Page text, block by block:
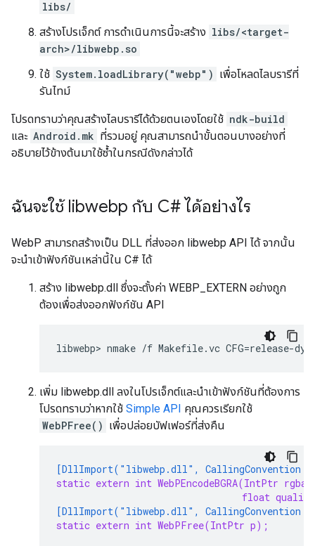
libs/
สร้างโปรเจ็กต์ การดำเนินการนี้จะสร้าง libs/<target-
arch>/libwebp.so
ใช้ System.loadLibrary("webp") เพื่อโหลดไลบรารีที่
รันไทม์
โปรดทราบว่าคุณสร้างไลบรารีได้ด้วยตนเองโดยใช้ ndk-build
และ Android.mk ที่รวมอยู่ คุณสามารถนำขั้นตอนบางอย่างที่
อธิบายไว้ข้างต้นมาใช้ซ้ำในกรณีดังกล่าวได้
ฉันจะใช้ libwebp กับ C# ได้อย่างไร
WebP สามารถสร้างเป็น DLL ที่ส่งออก libwebp API ได้ จากนั้น
จะนำเข้าฟังก์ชันเหล่านี้ใน C# ได้
สร้าง libwebp.dll ซึ่งจะตั้งค่า WEBP_EXTERN อย่างถูก
ต้องเพื่อส่งออกฟังก์ชัน API
เพิ่ม libwebp.dll ลงในโปรเจ็กต์และนำเข้าฟังก์ชันที่ต้องการ
โปรดทราบว่าหากใช้ Simple API คุณควรเรียกใช้
WebPFree() เพื่อปล่อยบัฟเฟอร์ที่ส่งคืน
[DllImport("libwebp.dll", CallingConvention =
static extern int WebPEncodeBGRA(IntPtr
float
[DllImport("libwebp.dll", CallingConvention =
static extern int WebPFree(IntPtr p);